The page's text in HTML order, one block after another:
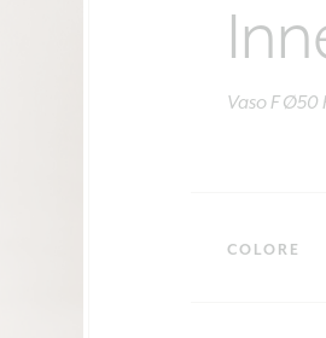
Vaso F Ø50
COLORE